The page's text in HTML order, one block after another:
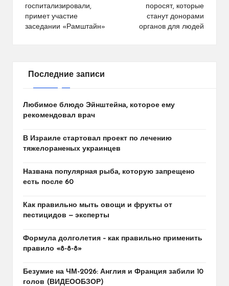
записям
госпитализировали,
примет участие
заседании «Рамштайн»
поросят, которые
станут донорами
органов для людей
Последние записи
Любимое блюдо Эйнштейна, которое ему
рекомендовал врач
В Израиле стартовал проект по лечению
тяжелораненых украинцев
Названа популярная рыба, которую запрещено
есть после 60
Как правильно мыть овощи и фрукты от
пестицидов — эксперты
Формула долголетия – как правильно применить
правило «8-8-8»
Безумие на ЧМ-2026: Англия и Франция забили 10
голов (ВИДЕООБЗОР)